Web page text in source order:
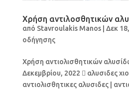
Χρήση αντιλοσθητικών
από Stavroulakis Manos| Δεκ
οδήγησης
Χρήση αντιολισθητικών
Δεκεμβρίου, 2022  αλυσιδες
αντιολισθητικες αλυσιδες |